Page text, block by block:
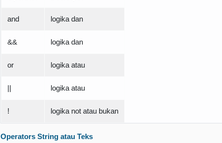
and logika dan
&& logika dan
or logika atau
|| logika atau
! logika not atau bukan
Operators String atau Teks